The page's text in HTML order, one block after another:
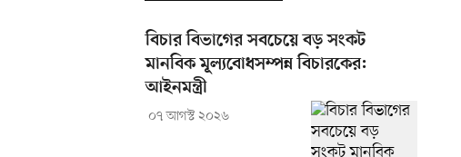
বিচার বিভাগের সবচেয়ে বড় সংকট
মানবিক মূল্যবোধসম্পন্ন বিচারকের:
আইনমন্ত্রী
০৭ আগস্ট ২০২৬